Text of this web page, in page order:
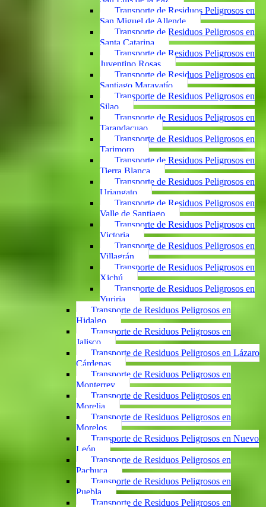
Transporte de Residuos Peligrosos en
San Miguel de Allende
Transporte de Residuos Peligrosos en
Santa Catarina
Transporte de Residuos Peligrosos en
Juventino Rosas
Transporte de Residuos Peligrosos en
Santiago Maravatío
Transporte de Residuos Peligrosos en
Silao
Transporte de Residuos Peligrosos en
Tarandacuao
Transporte de Residuos Peligrosos en
Tarimoro
Transporte de Residuos Peligrosos en
Tierra Blanca
Transporte de Residuos Peligrosos en
Uriangato
Transporte de Residuos Peligrosos en
Valle de Santiago
Transporte de Residuos Peligrosos en
Victoria
Transporte de Residuos Peligrosos en
Villagrán
Transporte de Residuos Peligrosos en
Xichú
Transporte de Residuos Peligrosos en
Yuriria
Transporte de Residuos Peligrosos en
Hidalgo
Transporte de Residuos Peligrosos en
Jalisco
Transporte de Residuos Peligrosos en Lázaro
Cárdenas
Transporte de Residuos Peligrosos en
Monterrey
Transporte de Residuos Peligrosos en
Morelia
Transporte de Residuos Peligrosos en
Morelos
Transporte de Residuos Peligrosos en Nuevo
León
Transporte de Residuos Peligrosos en
Pachuca
Transporte de Residuos Peligrosos en
Puebla
Transporte de Residuos Peligrosos en